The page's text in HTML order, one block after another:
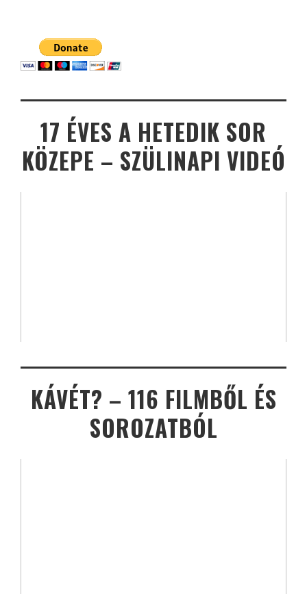
17 ÉVES A HETEDIK SOR
KÖZEPE – SZÜLINAPI VIDEÓ
KÁVÉT? – 116 FILMBŐL ÉS
SOROZATBÓL